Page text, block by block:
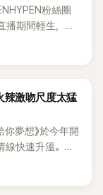
粉絲圈
播期間輕生，最
粉絲湧入社群平
辣激吻尺度太猛
夢想》於今年開
線快速升溫。最
床戲橋段，讓